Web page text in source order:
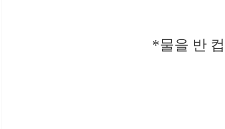
*물을 반